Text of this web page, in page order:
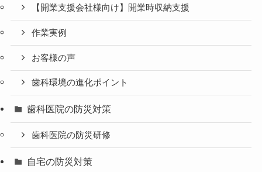
【開業支援会社様向け】開業時収納支援
作業実例
お客様の声
歯科環境の進化ポイント
歯科医院の防災対策
歯科医院の防災研修
自宅の防災対策